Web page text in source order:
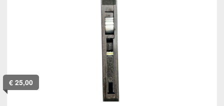
€25,00